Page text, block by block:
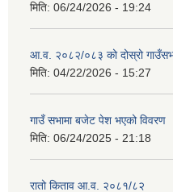
मिति: 06/24/2026 - 19:24
आ.व. २०८२/०८३ को दोस्रो
मिति: 04/22/2026 - 15:27
गाउँ सभामा बजेट पेश भएको विवरण
मिति: 06/24/2025 - 21:18
रातो किताव आ.व. २०८१/८२